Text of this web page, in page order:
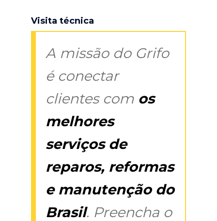
Visita técnica
A missão do Grifo
é conectar
clientes com os
melhores
serviços de
reparos, reformas
e manutenção do
Brasil. Preencha o